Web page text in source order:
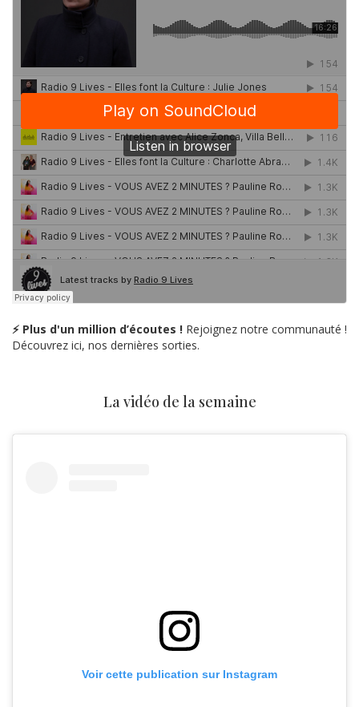
⚡ Plus d'un million d’écoutes ! Rejoignez notre communauté !
Découvrez ici, nos dernières sorties.
La vidéo de la semaine
Voir cette publication sur Instagram